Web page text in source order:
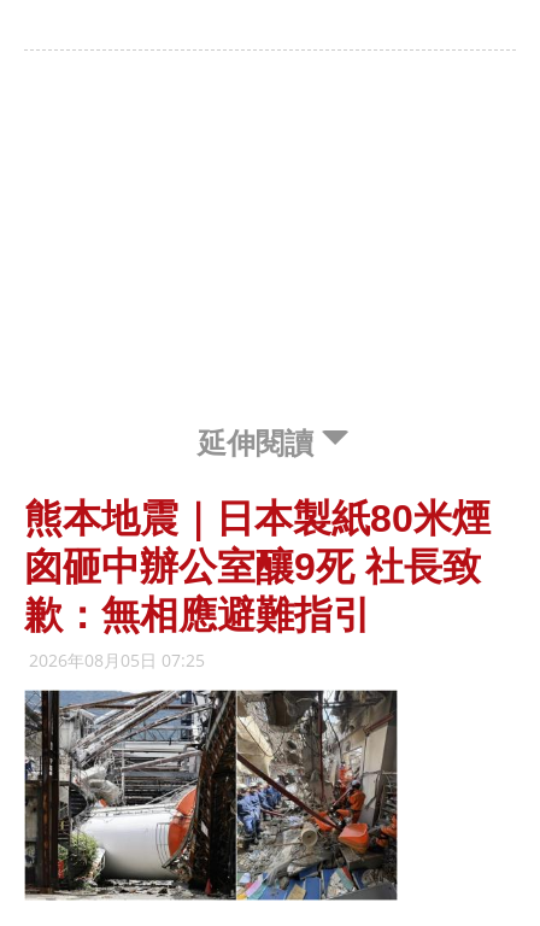
延伸閱讀
熊本地震｜日本製紙80米煙
囪砸中辦公室釀9死 社長致
歉：無相應避難指引
2026年08月05日 07:25